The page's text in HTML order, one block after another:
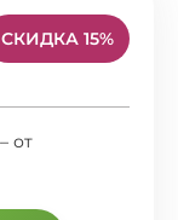
СКИДКА 15%
от